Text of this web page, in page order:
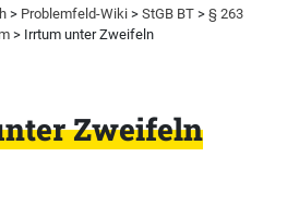
> Problemfeld-Wiki >StGB BT >§ 263
> Irrtum unter Zweifeln
Zweifeln